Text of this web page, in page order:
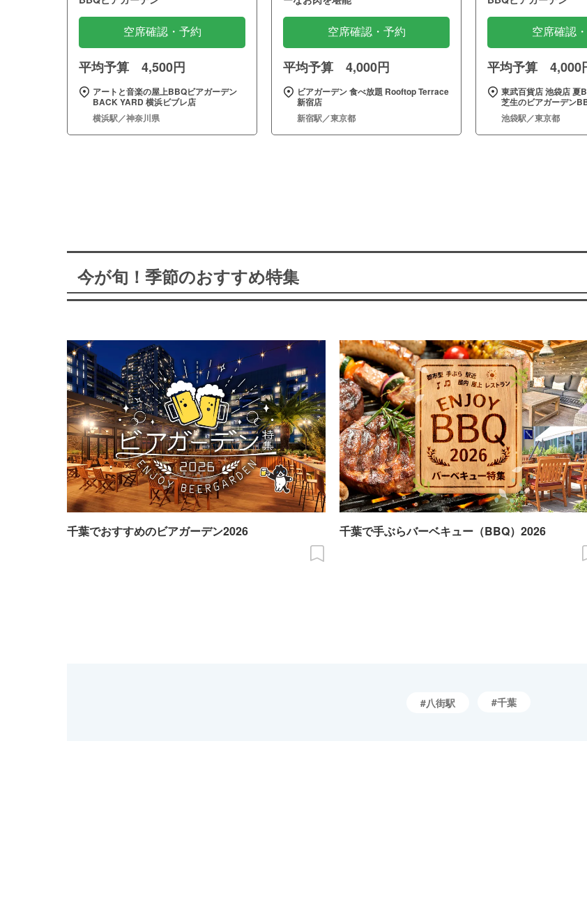
空席確認・予約
平均予算 4,500円
アートと音楽の屋上BBQビアガーデン
BACK YARD 横浜ビブレ店
横浜駅／神奈川県
空席確認・予約
平均予算 4,000円
ビアガーデン 食べ放題 Rooftop Terrace
新宿店
新宿駅／東京都
空席確認
平均予算 4,000
東武百貨店 池袋店 夏
芝生のビアガーデン
池袋駅／東京都
今が旬！季節のおすすめ特集
千葉でおすすめのビアガーデン2026 千葉で手ぶらバーベキュー（BBQ）2026
八街駅 千葉